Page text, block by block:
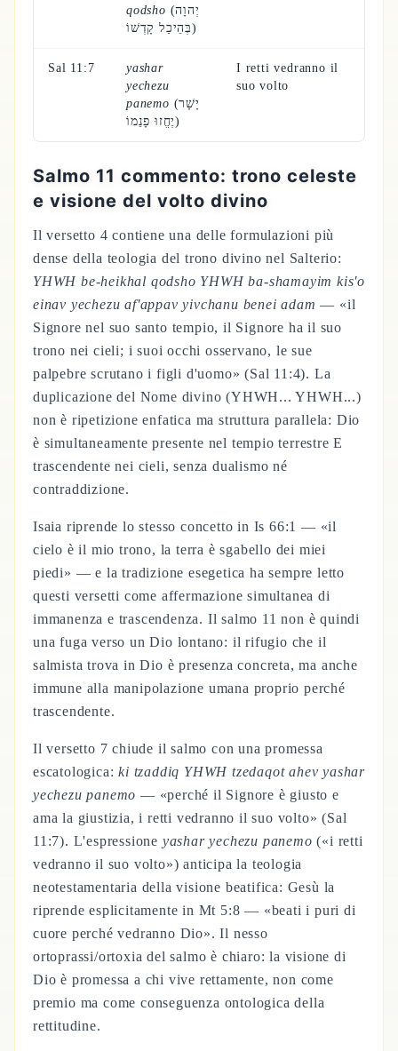
qodsho (יְהוָה
בְּהֵיכַל קָדְשׁוֹ)
Sal 11:7
yashar
yechezu
panemo (יָשָׁר
יֶחֱזוּ פָנֵמוֹ)
I retti vedranno il
suo volto
Salmo 11 commento: trono celeste
e visione del volto divino
Il versetto 4 contiene una delle formulazioni più
dense della teologia del trono divino nel Salterio:
YHWH be-heikhal qodsho YHWH ba-shamayim kis'o
einav yechezu af'appav yivchanu benei adam — «il
Signore nel suo santo tempio, il Signore ha il suo
trono nei cieli; i suoi occhi osservano, le sue
palpebre scrutano i figli d'uomo» (Sal 11:4). La
duplicazione del Nome divino (YHWH... YHWH...)
non è ripetizione enfatica ma struttura parallela: Dio
è simultaneamente presente nel tempio terrestre E
trascendente nei cieli, senza dualismo né
contraddizione.
Isaia riprende lo stesso concetto in Is 66:1 — «il
cielo è il mio trono, la terra è sgabello dei miei
piedi» — e la tradizione esegetica ha sempre letto
questi versetti come affermazione simultanea di
immanenza e trascendenza. Il salmo 11 non è quindi
una fuga verso un Dio lontano: il rifugio che il
salmista trova in Dio è presenza concreta, ma anche
immune alla manipolazione umana proprio perché
trascendente.
Il versetto 7 chiude il salmo con una promessa
escatologica:ki tzaddiq YHWH tzedaqot ahev yashar
yechezu panemo — «perché il Signore è giusto e
ama la giustizia, i retti vedranno il suo volto» (Sal
11:7). L'espressione yashar yechezu panemo («i retti
vedranno il suo volto») anticipa la teologia
neotestamentaria della visione beatifica: Gesù la
riprende esplicitamente in Mt 5:8 — «beati i puri di
cuore perché vedranno Dio». Il nesso
ortoprassi/ortoxia del salmo è chiaro: la visione di
Dio è promessa a chi vive rettamente, non come
premio ma come conseguenza ontologica della
rettitudine.